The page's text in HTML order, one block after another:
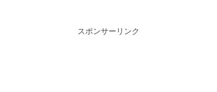
スポンサーリンク